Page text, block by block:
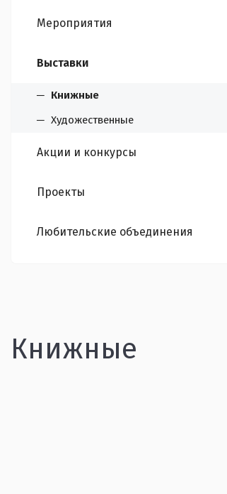
Мероприятия
Выставки
Книжные
Художественные
Акции и конкурсы
Проекты
Любительские объединения
Книжные